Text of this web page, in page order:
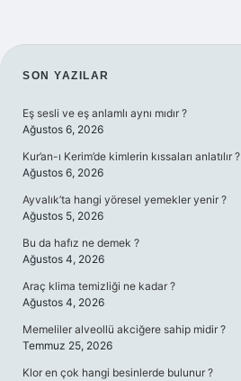
SIDEBAR
SON YAZILAR
Eş sesli ve eş anlamlı aynı mıdır ?
Ağustos 6, 2026
Kur’an-ı Kerim’de kimlerin kıssaları anlatılır ?
Ağustos 6, 2026
Ayvalık’ta hangi yöresel yemekler yenir ?
Ağustos 5, 2026
Bu da hafız ne demek ?
Ağustos 4, 2026
Araç klima temizliği ne kadar ?
Ağustos 4, 2026
Memeliler alveollü akciğere sahip midir ?
Temmuz 25, 2026
Klor en çok hangi besinlerde bulunur ?